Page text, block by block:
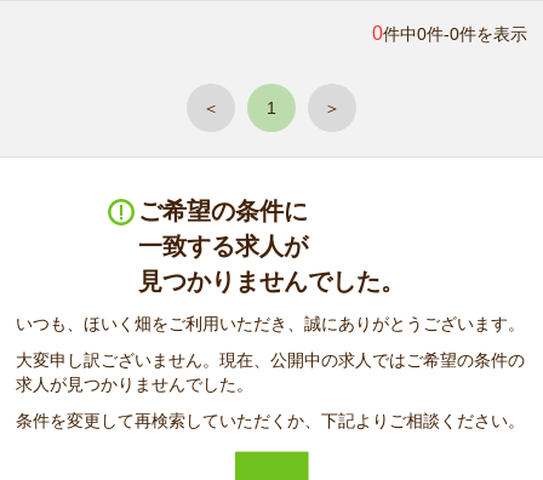
0件中0件-0件を表示
＜ 1 ＞
ご希望の条件に
一致する求人が
見つかりませんでした。
いつも、ほいく畑をご利用いただき、誠にありがとうございます。
大変申し訳ございません。現在、公開中の求人ではご希望の条件の
求人が見つかりませんでした。
条件を変更して再検索していただくか、下記よりご相談ください。